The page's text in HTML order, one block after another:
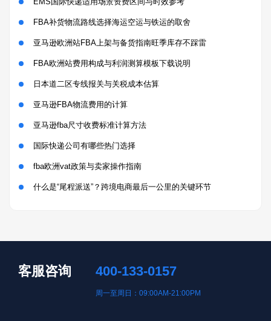
FBA补货物流路线选择海运空运与铁运的取舍
亚马逊欧洲站FBA上架与备货指南旺季库存不踩雷
FBA欧洲站费用构成与利润测算模板下载说明
日本道二区专线报关与关税成本估算
亚马逊FBA物流费用的计算
亚马逊fba尺寸收费标准计算方法
国际快递公司有哪些热门选择
fba欧洲vat政策与卖家操作指南
什么是“尾程派送”？跨境电商最后一公里的关键环节
客服咨询 400-133-0157
周一至周日：09:00AM-21:00PM